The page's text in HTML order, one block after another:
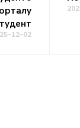
12-02